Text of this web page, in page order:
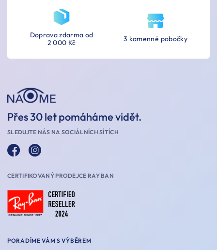
3 kamenné pobočky
Doprava zdarma od
2 000 Kč
Přes 30 let pomáháme vidět.
SLEDUJTE NÁS NA SOCIÁLNÍCH SÍTÍCH
CERTIFIKOVANÝ PRODEJCE RAY BAN
PORADÍME VÁM S VÝBĚREM